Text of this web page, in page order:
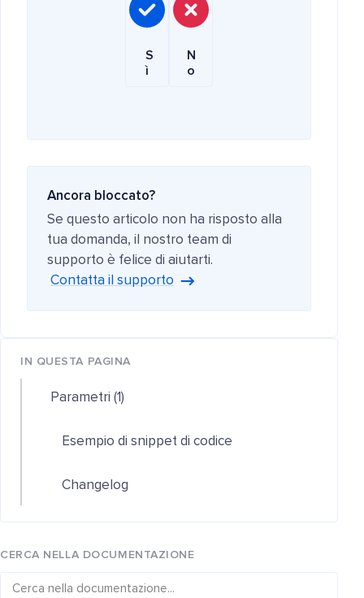
S
ì
N
o
Ancora bloccato?
Se questo articolo non ha risposto alla
tua domanda, il nostro team di
supporto è felice di aiutarti.
Contatta il supporto
IN QUESTA PAGINA
Parametri (1)
Esempio di snippet di codice
Changelog
CERCA NELLA DOCUMENTAZIONE